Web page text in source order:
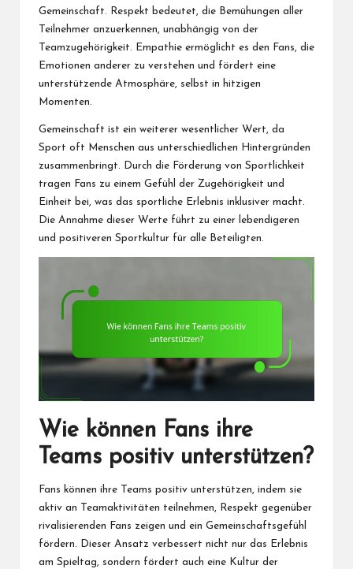
Gemeinschaft. Respekt bedeutet, die Bemühungen aller
Teilnehmer anzuerkennen, unabhängig von der
Teamzugehörigkeit. Empathie ermöglicht es den Fans, die
Emotionen anderer zu verstehen und fördert eine
unterstützende Atmosphäre, selbst in hitzigen
Momenten.
Gemeinschaft ist ein weiterer wesentlicher Wert, da
Sport oft Menschen aus unterschiedlichen Hintergründen
zusammenbringt. Durch die Förderung von Sportlichkeit
tragen Fans zu einem Gefühl der Zugehörigkeit und
Einheit bei, was das sportliche Erlebnis inklusiver macht.
Die Annahme dieser Werte führt zu einer lebendigeren
und positiveren Sportkultur für alle Beteiligten.
Wie können Fans ihre
Teams positiv unterstützen?
Fans können ihre Teams positiv unterstützen, indem sie
aktiv an Teamaktivitäten teilnehmen, Respekt gegenüber
rivalisierenden Fans zeigen und ein Gemeinschaftsgefühl
fördern. Dieser Ansatz verbessert nicht nur das Erlebnis
am Spieltag, sondern fördert auch eine Kultur der